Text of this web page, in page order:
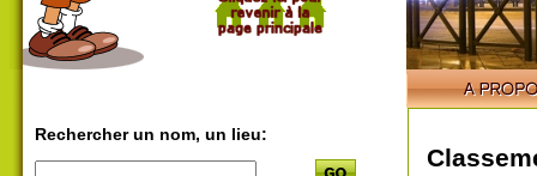
Rechercher un nom, un lieu: